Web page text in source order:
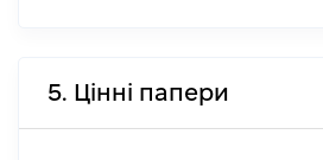
5. Цінні папери